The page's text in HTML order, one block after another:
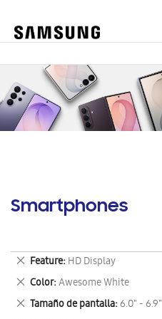
Smartphones
Feature HD Display
Eliminar
este
artículo
Color Awesome White
Eliminar
este
artículo
Tamaño de pantalla 6.0" - 6.9"
Eliminar